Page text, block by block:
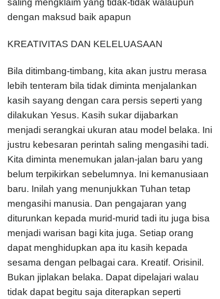
saling mengklaim yang tidak-tidak walaupun
dengan maksud baik apapun
KREATIVITAS DAN KELELUASAAN
Bila ditimbang-timbang, kita akan justru merasa
lebih tenteram bila tidak diminta menjalankan
kasih sayang dengan cara persis seperti yang
dilakukan Yesus. Kasih sukar dijabarkan
menjadi serangkai ukuran atau model belaka. Ini
justru kebesaran perintah saling mengasihi tadi.
Kita diminta menemukan jalan-jalan baru yang
belum terpikirkan sebelumnya. Ini kemanusiaan
baru. Inilah yang menunjukkan Tuhan tetap
mengasihi manusia. Dan pengajaran yang
diturunkan kepada murid-murid tadi itu juga bisa
menjadi warisan bagi kita juga. Setiap orang
dapat menghidupkan apa itu kasih kepada
sesama dengan pelbagai cara. Kreatif. Orisinil.
Bukan jiplakan belaka. Dapat dipelajari walau
tidak dapat begitu saja diterapkan seperti